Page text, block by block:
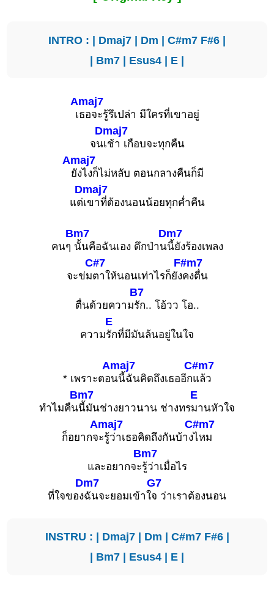
INTRO : | Dmaj7 | Dm | C#m7 F#6 |
| Bm7 | Esus4 | E |
เ
Amaj7
ธอจะรู้รึเปล่า มีใครที่เขาอยู่
จน
Dmaj7
เช้า เกือบจะทุกคืน
Amaj7
ยังไงก็ไม่หลับ ตอนกลางคืนก็มี
แต่
Dmaj7
เขาที่ต้องนอนน้อยทุกค่ำคืน
คนๆ
Bm7
นั้นคือฉันเอง ดึกป่าน
Dm7
นี้ยังร้องเพลง
จะข่ม
C#7
ตาให้นอนเท่าไรก็ยัง
F#m7
คงตื่น
ตื่นด้วยความ
B7
รัก.. โอ้วว โอ..
ความ
E
รักที่มีมันล้นอยู่ในใจ
* เพราะตอ
Amaj7
นนี้ฉันคิดถึงเธออีก
C#m7
แล้ว
ทำไมคืน
Bm7
นี้มันช่างยาวนาน ช่างทร
E
มานหัวใจ
ก็อยากจ
Amaj7
ะรู้ว่าเธอคิดถึงกันบ้าง
C#m7
ไหม
และอยากจะ
Bm7
รู้ว่าเมื่อไร
ที่ใจของ
Dm7
ฉันจะยอมเข้าใ
G7
จ ว่าเราต้องนอน
INSTRU : | Dmaj7| Dm | C#m7 F#6|
| Bm7 | Esus4 | E |